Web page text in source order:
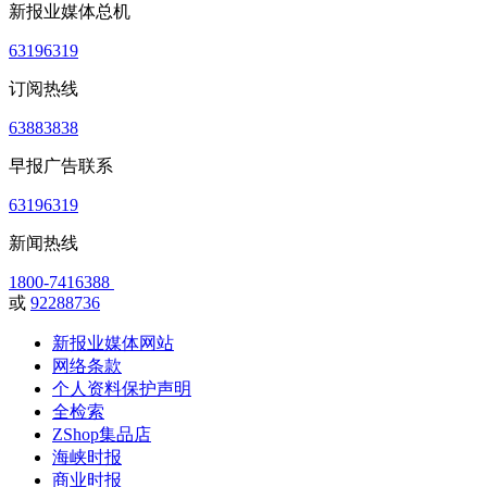
新报业媒体总机
63196319
订阅热线
63883838
早报广告联系
63196319
新闻热线
1800-7416388
或 92288736
新报业媒体网站
网络条款
个人资料保护声明
全检索
ZShop集品店
海峡时报
商业时报